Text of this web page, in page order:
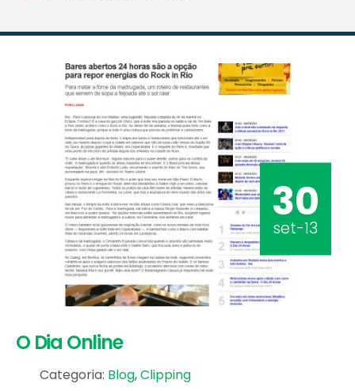
30
set-13
O Dia Online
Categoria: Blog,Clipping